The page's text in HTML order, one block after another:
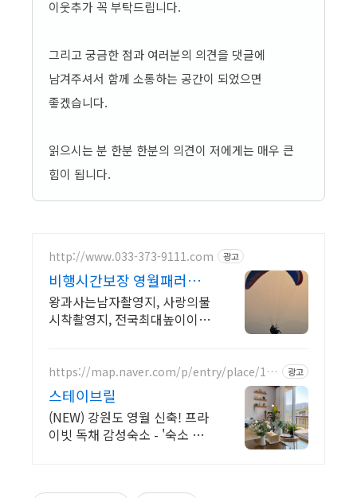
이웃추가 꼭 부탁드립니다.
그리고 궁금한 점과 여러분의 의견을 댓글에
남겨주셔서 함께 소통하는 공간이 되었으면
좋겠습니다.
읽으시는 분 한분 한분의 의견이 저에게는 매우 큰
힘이 됩니다.
http://www.033-373-9111.com 광고
비행시간보장 영월패러글
라이딩
왕과사는남자촬영지, 사랑의불
시착촬영지, 전국최대높이이륙
https://map.naver.com/p/entry/place/105
광고
스테이브릴
(NEW) 강원도 영월 신축! 프라
이빗 독채 감성숙소 - '숙소 바